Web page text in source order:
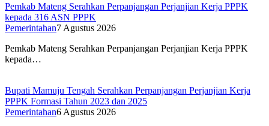
Pemkab Mateng Serahkan Perpanjangan Perjanjian Kerja PPPK
kepada 316 ASN PPPK
Pemerintahan7 Agustus 2026
Pemkab Mateng Serahkan Perpanjangan Perjanjian Kerja PPPK
kepada…
Bupati Mamuju Tengah Serahkan Perpanjangan Perjanjian Kerja
PPPK Formasi Tahun 2023 dan 2025
Pemerintahan6 Agustus 2026